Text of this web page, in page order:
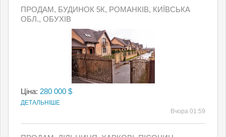
ПРОДАМ, БУДИНОК 5К, РОМАНКІВ, КИЇВСЬКА
ОБЛ., ОБУХІВ
Ціна: 280 000 $
ДЕТАЛЬНІШЕ
Вчора 01:59